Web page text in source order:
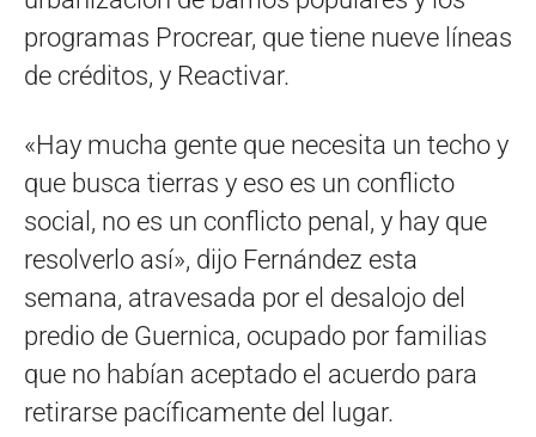
programas Procrear, que tiene nueve líneas
de créditos, y Reactivar.
«Hay mucha gente que necesita un techo y
que busca tierras y eso es un conflicto
social, no es un conflicto penal, y hay que
resolverlo así», dijo Fernández esta
semana, atravesada por el desalojo del
predio de Guernica, ocupado por familias
que no habían aceptado el acuerdo para
retirarse pacíficamente del lugar.